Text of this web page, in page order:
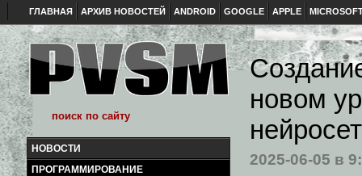
ГЛАВНАЯ АРХИВ НОВОСТЕЙ ANDROID GOOGLE APPLE
НОВОСТИ
ПРОГРАММИРОВАНИЕ
новом
2025-06-05 в